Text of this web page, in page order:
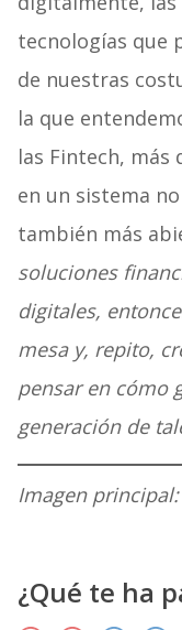
tecnologías que
de nuestras
la que
las Fintech, más
en un sistema
también más
soluciones
digitales,
mesa y, repito,
pensar en cómo
generación de
Imagen principal:
¿Qué te ha